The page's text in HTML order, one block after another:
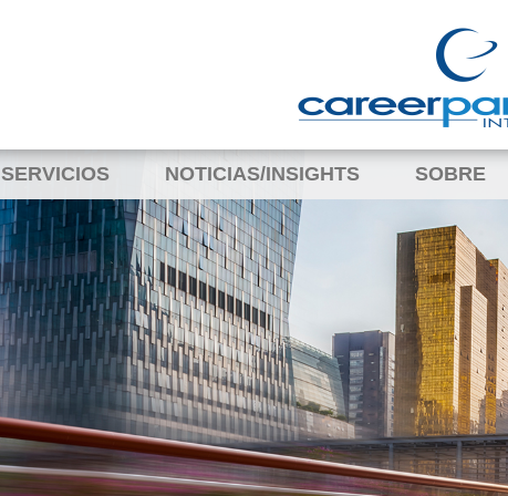
SERVICIOS NOTICIAS/INSIGHTS SOBRE